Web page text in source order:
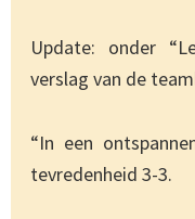
Update: onder
verslag van de
“In een
tevredenheid 3-3.